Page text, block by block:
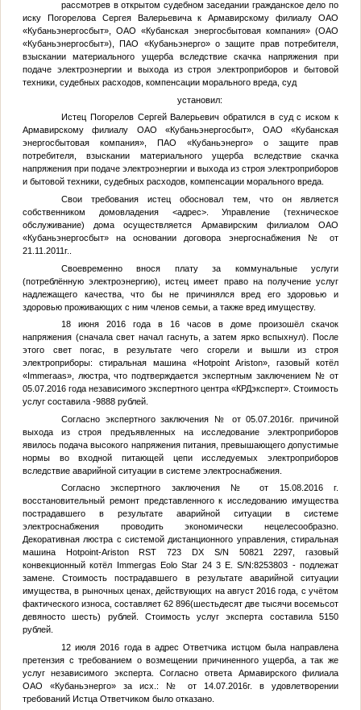
рассмотрев в открытом судебном заседании гражданское дело по
иску Погорелова Сергея Валерьевича к Армавирскому филиалу ОАО
«Кубаньэнергосбыт», ОАО «Кубанская энергосбытовая компания» (ОАО
«Кубаньэнергосбыт»), ПАО «Кубаньэнерго» о защите прав потребителя,
взыскании материального ущерба вследствие скачка напряжения при
подаче электроэнергии и выхода из строя электроприборов и бытовой
техники, судебных расходов, компенсации морального вреда, суд
установил:
Истец Погорелов Сергей Валерьевич обратился в суд с иском к
Армавирскому филиалу ОАО «Кубаньэнергосбыт», ОАО «Кубанская
энергосбытовая компания», ПАО «Кубаньэнерго» о защите прав
потребителя, взыскании материального ущерба вследствие скачка
напряжения при подаче электроэнергии и выхода из строя электроприборов
и бытовой техники, судебных расходов, компенсации морального вреда.
Свои требования истец обосновал тем, что он является
собственником домовладения <адрес>. Управление (техническое
обслуживание) дома осуществляется Армавирским филиалом ОАО
«Кубаньэнергосбыт» на основании договора энергоснабжения
№
от
21.11.2011г..
Своевременно внося плату за коммунальные услуги
(потреблённую электроэнергию), истец имеет право на получение услуг
надлежащего качества, что бы не причинялся вред его здоровью и
здоровью проживающих с ним членов семьи, а также вред имуществу.
18 июня 2016 года в 16 часов в доме произошёл скачок
напряжения (сначала свет начал гаснуть, а затем ярко вспыхнул). После
этого свет погас, в результате чего сгорели и вышли из строя
электроприборы: стиральная машина «Hotpoint Ariston», газовый котёл
«Immeraas», люстра, что подтверждается экспертным заключением № от
05.07.2016 года независимого экспертного центра «КРДэксперт». Стоимость
услуг составила -9888 рублей.
Согласно экспертного заключения
№
от 05.07.2016г. причиной
выхода из строя предъявленных на исследование электроприборов
явилось подача высокого напряжения питания, превышающего допустимые
нормы во входной питающей цепи исследуемых электроприборов
вследствие аварийной ситуации в системе электроснабжения.
Согласно экспертного заключения №
от 15.08.2016 г.
восстановительный ремонт представленного к исследованию имущества
пострадавшего в результате аварийной ситуации в системе
электроснабжения проводить экономически нецелесообразно.
Декоративная люстра с системой дистанционного управления, стиральная
машина Hotpoint-Ariston RST 723 DX S/N 50821 2297, газовый
конвекционный котёл Immergas Eolo Star 24 3 E. S/N:8253803 - подлежат
замене. Стоимость пострадавшего в результате аварийной ситуации
имущества, в рыночных ценах, действующих на август 2016 года, с учётом
фактического износа, составляет 62 896(шестьдесят две тысячи восемьсот
девяносто шесть) рублей. Стоимость услуг эксперта составила 5150
рублей.
12 июля 2016 года в адрес Ответчика истцом была направлена
претензия с требованием о возмещении причиненного ущерба, а так же
услуг независимого эксперта. Согласно ответа Армавирского филиала
ОАО «Кубаньэнерго» за исх.: №
от 14.07.2016г. в удовлетворении
требований Истца Ответчиком было отказано.